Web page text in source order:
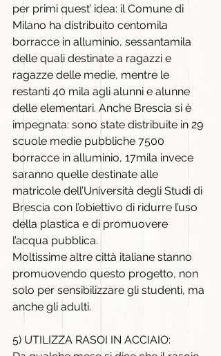
per primi quest’ idea: il Comune di
Milano ha distribuito centomila
borracce in alluminio, sessantamila
delle quali destinate a ragazzi e
ragazze delle medie, mentre le
restanti 40 mila agli alunni e alunne
delle elementari. Anche Brescia si è
impegnata: sono state distribuite in 29
scuole medie pubbliche 7500
borracce in alluminio, 17mila invece
saranno quelle destinate alle
matricole dell’Università degli Studi di
Brescia con l’obiettivo di ridurre l’uso
della plastica e di promuovere
l’acqua pubblica.
Moltissime altre città italiane stanno
promuovendo questo progetto, non
solo per sensibilizzare gli studenti, ma
anche gli adulti.
5) UTILIZZA RASOI IN ACCIAIO: